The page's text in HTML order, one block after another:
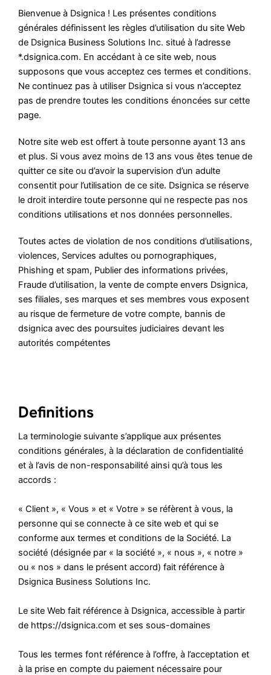
Bienvenue à Dsignica ! Les présentes conditions
générales définissent les règles d’utilisation du site Web
de Dsignica Business Solutions Inc. situé à l’adresse
*.dsignica.com. En accédant à ce site web, nous
supposons que vous acceptez ces termes et conditions.
Ne continuez pas à utiliser Dsignica si vous n’acceptez
pas de prendre toutes les conditions énoncées sur cette
page.
Notre site web est offert à toute personne ayant 13 ans
et plus. Si vous avez moins de 13 ans vous êtes tenue de
quitter ce site ou d’avoir la supervision d’un adulte
consentit pour l’utilisation de ce site. Dsignica se réserve
le droit interdire toute personne qui ne respecte pas nos
conditions utilisations et nos données personnelles.
Toutes actes de violation de nos conditions d’utilisations,
violences, Services adultes ou pornographiques,
Phishing et spam, Publier des informations privées,
Fraude d’utilisation, la vente de compte envers Dsignica,
ses filiales, ses marques et ses membres vous exposent
au risque de fermeture de votre compte, bannis de
dsignica avec des poursuites judiciaires devant les
autorités compétentes
Definitions
La terminologie suivante s’applique aux présentes
conditions générales, à la déclaration de confidentialité
et à l’avis de non-responsabilité ainsi qu’à tous les
accords :
« Client », « Vous » et « Votre » se réfèrent à vous, la
personne qui se connecte à ce site web et qui se
conforme aux termes et conditions de la Société. La
société (désignée par « la société », « nous », « notre »
ou « nos » dans le présent accord) fait référence à
Dsignica Business Solutions Inc.
Le site Web fait référence à Dsignica, accessible à partir
de https://dsignica.com et ses sous-domaines
Tous les termes font référence à l’offre, à l’acceptation et
à la prise en compte du paiement nécessaire pour